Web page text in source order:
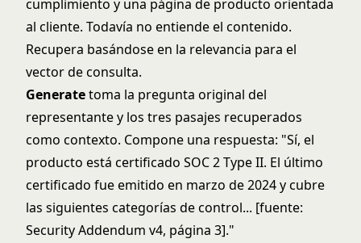
cumplimiento y una página de producto orientada
al cliente. Todavía no entiende el contenido.
Recupera basándose en la relevancia para el
vector de consulta.
Generatetoma la pregunta original del
representante y los tres pasajes recuperados
como contexto. Compone una respuesta: "Sí, el
producto está certificado SOC 2 Type II. El último
certificado fue emitido en marzo de 2024 y cubre
las siguientes categorías de control... [fuente:
Security Addendum v4, página 3]."